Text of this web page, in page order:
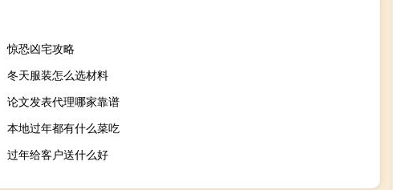
惊恐凶宅攻略
冬天服装怎么选材料
论文发表代理哪家靠谱
本地过年都有什么菜吃
过年给客户送什么好